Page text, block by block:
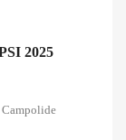
2025
Campolide